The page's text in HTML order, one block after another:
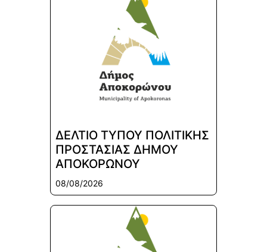
ΔΕΛΤΙΟ ΤΥΠΟΥ ΠΟΛΙΤΙΚΗΣ
ΠΡΟΣΤΑΣΙΑΣ ΔΗΜΟΥ
ΑΠΟΚΟΡΩΝΟΥ
08/08/2026